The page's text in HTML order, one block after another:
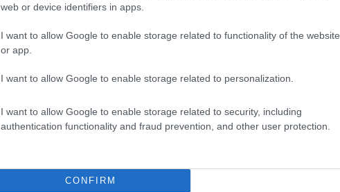
web or device identifiers in apps.
I want to allow Google to enable storage related to functionality of the website
or app.
I want to allow Google to enable storage related to personalization.
I want to allow Google to enable storage related to security, including
authentication functionality and fraud prevention, and other user protection.
CONFIRM